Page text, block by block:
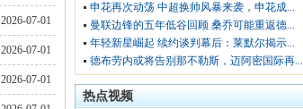
2026-07-01
2026-07-01
2026-07-01
申花再次动荡 中超换帅风暴来袭，申花成...
曼联边锋的五年低谷回顾 桑乔可能重返德...
年轻新星崛起 续约谈判幕后：莱默尔揭示...
德布劳内或将告别那不勒斯，迈阿密国际再...
热点视频